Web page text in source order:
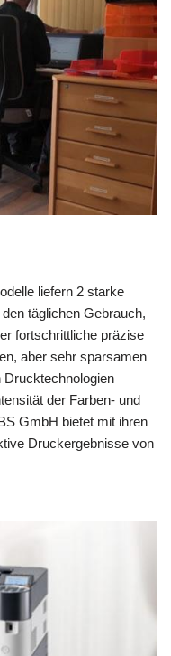
liefern 2 starke
täglichen Gebrauch,
fortschrittliche präzise
aber sehr sparsamen
der Farben- und
GmbH bietet mit ihren
Druckergebnisse von